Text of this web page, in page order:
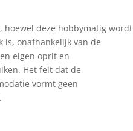
hoewel deze hobbymatig wordt
is, onafhankelijk van de
eigen oprit en
Het feit dat de
vormt geen